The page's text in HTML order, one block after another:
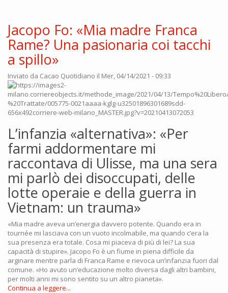
Jacopo Fo: «Mia madre Franca
Rame? Una pasionaria coi tacchi
a spillo»
Inviato da Cacao Quotidiano il Mer, 04/14/2021 - 09:33
L’infanzia «alternativa»: «Per
farmi addormentare mi
raccontava di Ulisse, ma una sera
mi parlò dei disoccupati, delle
lotte operaie e della guerra in
Vietnam: un trauma»
«Mia madre aveva un’energia davvero potente. Quando era in
tournée mi lasciava con un vuoto incolmabile, ma quando c’era la
sua presenza era totale. Cosa mi piaceva di più di lei? La sua
capacità di stupire». Jacopo Fo è un fiume in piena difficile da
arginare mentre parla di Franca Rame e rievoca un’infanzia fuori dal
comune. «Ho avuto un’educazione molto diversa dagli altri bambini,
per molti anni mi sono sentito su un altro pianeta».
Continua a leggere...